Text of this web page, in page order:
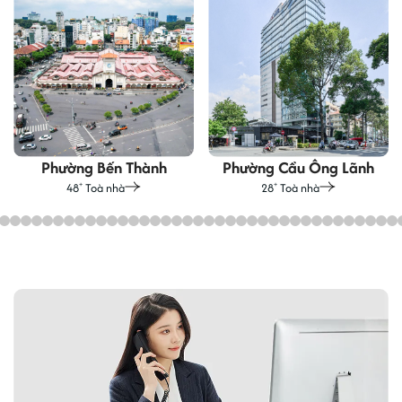
Môi trường làm việc chuyên nghiệp
Hạn chế
Giá thuê thuộc nhóm cao
Khu vực đông đúc, cấm xe vào cuối tuần và ngày lễ
Chỗ đậu ô tô hạn chế
năng duy trì cộng đồng khách thuê doanh nghiệp quốc tế và nhóm
công ty có nhu cầu giao dịch thường xuyên tại CBD Quận 1. Từ góc
nhìn tư vấn thuê văn phòng, Sunwah Tower phù hợp hơn với doanh
nghiệp cần hình ảnh thương hiệu, địa chỉ giao dịch uy tín và sự
thuận tiện trong tiếp khách, thay vì nhóm khách thuê đặt yếu tố tiết
Phường Bến Thành
48+ Toà nhà
Phường Cầu Ông Lãnh
28+ Toà nhà